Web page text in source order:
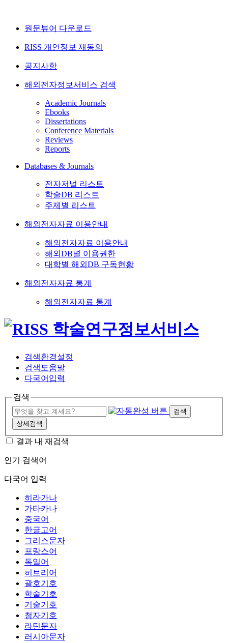
원문뷰어 다운로드
RISS 개인정보 재동의
공지사항
해외전자정보서비스 검색
Academic Journals
Ebooks
Dissertations
Conference Materials
Reviews
Reports
Databases & Journals
전자저널 리스트
학술DB 리스트
주제별 리스트
해외전자자료 이용안내
해외전자자료 이용안내
해외DB별 이용권한
대학별 해외DB 구독현황
해외전자자료 통계
해외전자자료 통계
검색환경설정
검색도움말
다국어입력
검색
검색
상세검색
결과 내 재검색
인기 검색어
다국어 입력
히라가나
가타카나
중국어
한글고어
그리스문자
프랑스어
독일어
히브리어
괄호기호
학술기호
기술기호
첨자기호
라틴문자
러시아문자